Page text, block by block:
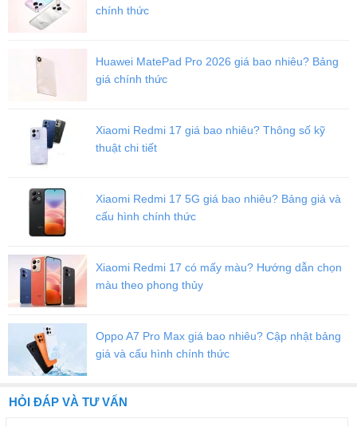
chính thức
Huawei MatePad Pro 2026 giá bao nhiêu? Bảng
giá chính thức
Xiaomi Redmi 17 giá bao nhiêu? Thông số kỹ
thuật chi tiết
Xiaomi Redmi 17 5G giá bao nhiêu? Bảng giá và
cấu hình chính thức
Xiaomi Redmi 17 có mấy màu? Hướng dẫn chọn
màu theo phong thủy
Oppo A7 Pro Max giá bao nhiêu? Cập nhật bảng
giá và cấu hình chính thức
HỎI ĐÁP VÀ TƯ VẤN